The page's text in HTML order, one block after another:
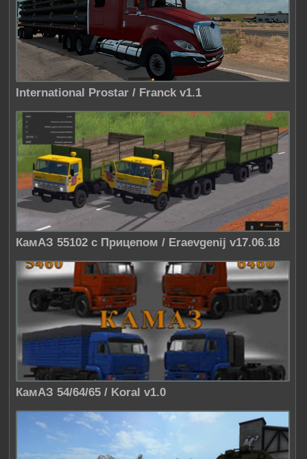
International Prostar / Franck v1.1
КамАЗ 55102 с Прицепом / Eraevgenij v17.06.18
КамАЗ 54/64/65 / Koral v1.0